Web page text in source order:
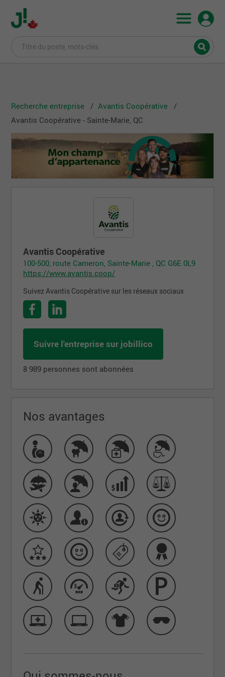
Recherche entreprise
Avantis Coopérative
Avantis Coopérative - Sainte-Marie, QC
Avantis Coopérative
100-500, route Cameron, Sainte-Marie , QC G6E 0L9
https://www.avantis.coop/
Suivez Avantis Coopérative sur les réseaux sociaux
Suivre l'entreprise sur jobillico
8 989 personnes sont abonnées
Nos avantages